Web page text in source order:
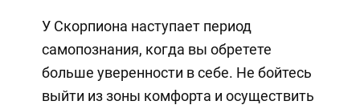
У Скорпиона наступает период
самопознания, когда вы обретете
больше уверенности в себе. Не бойтесь
выйти из зоны комфорта и осуществить